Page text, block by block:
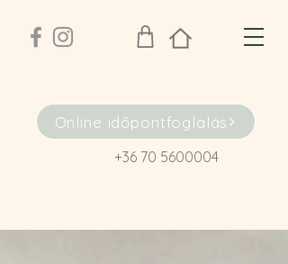
Online időpontfoglalás
+36 70 5600004